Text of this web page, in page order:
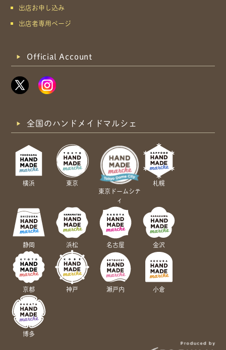
出店お申し込み
出店者専用ページ
Official Account
全国のハンドメイドマルシェ
横浜
東京
東京ドームシテ
ィ
札幌
静岡 浜松 名古屋 金沢
京都 神戸 瀬戸内 小倉
博多